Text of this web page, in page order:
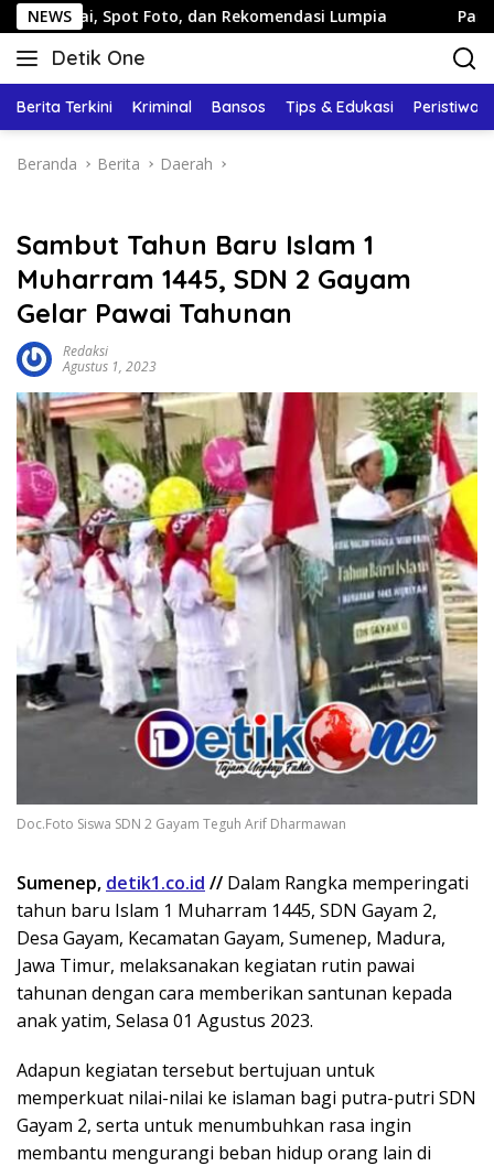
Langsung
ke
konten
NEWS
Foto, dan Rekomendasi Lumpia Panduan Wisata
Detik One
Tajam
Fakta
Berita Terkini Kriminal Bansos Tips & Edukasi Peristiwa
Beranda Berita Daerah
Sambut Tahun Baru Islam 1
Muharram 1445, SDN 2 Gayam
Gelar Pawai Tahunan
Redaksi
Agustus 1, 2023
Doc.Foto Siswa SDN 2 Gayam Teguh Arif Dharmawan
Sumenep, detik1.co.id // Dalam Rangka memperingati
tahun baru Islam 1 Muharram 1445, SDN Gayam 2,
Desa Gayam, Kecamatan Gayam, Sumenep, Madura,
Jawa Timur, melaksanakan kegiatan rutin pawai
tahunan dengan cara memberikan santunan kepada
anak yatim, Selasa 01 Agustus 2023.
Adapun kegiatan tersebut bertujuan untuk
memperkuat nilai-nilai ke islaman bagi putra-putri SDN
Gayam 2, serta untuk menumbuhkan rasa ingin
membantu mengurangi beban hidup orang lain di